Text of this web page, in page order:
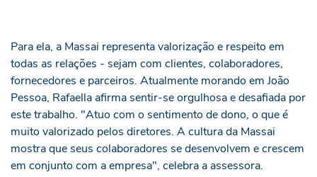
Para ela, a Massai representa valorização e respeito em
todas as relações - sejam com clientes, colaboradores,
fornecedores e parceiros. Atualmente morando em João
Pessoa, Rafaella afirma sentir-se orgulhosa e desafiada por
este trabalho. "Atuo com o sentimento de dono, o que é
muito valorizado pelos diretores. A cultura da Massai
mostra que seus colaboradores se desenvolvem e crescem
em conjunto com a empresa", celebra a assessora.